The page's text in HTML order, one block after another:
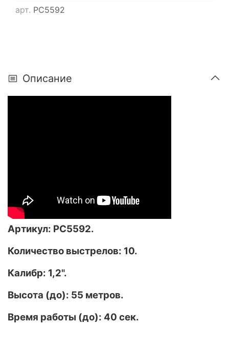
арт. РС5592
Описание
Артикул: РС5592.
Количество выстрелов: 10.
Калибр: 1,2".
Высота (до): 55 метров.
Время работы (до): 40 сек.